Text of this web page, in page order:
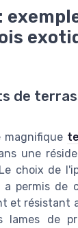
de
magnifique
une
choix de
permis de
et résistant
lames de